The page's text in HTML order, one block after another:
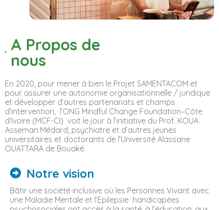
A Propos de
nous
En 2020, pour mener à bien le Projet SAMENTACOM et
pour assurer une autonomie organisationnelle / juridique
et développer d’autres partenariats et champs
d’intervention, l’ONG Mindful Change Foundation–Côte
d’Ivoire (MCF-CI) voit le jour à l’initiative du Prof. KOUA
Asseman Médard, psychiatre et d’autres jeunes
universitaires et doctorants de l’Université Alassane
OUATTARA de Bouaké.
Notre vision
Bâtir une société inclusive où les Personnes Vivant avec
une Maladie Mentale et l’Epilepsie handicapées